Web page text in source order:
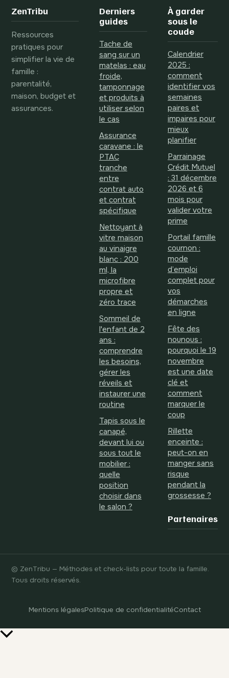
gestes pour le
soulager
naissance
ZenTribu
Ressources
pratiques pour
simplifier la vie de
famille :
parentalité,
maison, budget et
assurances.
Derniers
guides
Tache de
sang sur un
matelas : eau
froide,
tamponnage
et produits à
utiliser selon
le cas
Assurance
caravane : le
PTAC
tranche
entre
contrat auto
et contrat
spécifique
Nettoyant à
vitre maison
au vinaigre
blanc : 200
ml, la
microfibre
propre et
zéro trace
Sommeil de
l'enfant de 2
ans :
comprendre
les besoins,
gérer les
réveils et
instaurer une
routine
Tapis sous le
canapé,
devant lui ou
sous tout le
mobilier :
quelle
position
choisir dans
le salon ?
À garder
sous le
coude
Calendrier
2025 :
comment
identifier vos
semaines
paires et
impaires pour
mieux
planifier
Parrainage
Crédit Mutuel
: 31 décembre
2026 et 6
mois pour
valider votre
prime
Portail famille
cournon :
mode
d’emploi
complet pour
vos
démarches
en ligne
Fête des
nounous :
pourquoi le 19
novembre
est une date
clé et
comment
marquer le
coup
Rillette
enceinte :
peut-on en
manger sans
risque
pendant la
grossesse ?
Partenaires
© ZenTribu — Méthodes et check-lists pour toute la famille.
Tous droits réservés.
Mentions légalesPolitique de confidentialitéContact